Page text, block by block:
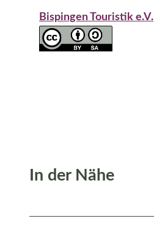
Bispingen Touristik e.V.
In der Nähe